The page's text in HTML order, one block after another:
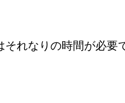
れなりの時間が必要